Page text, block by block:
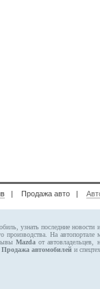
| Продажа авто |
узнать последние
производства. На
Mazda от автовладельцев,
Продажа автомобилей и